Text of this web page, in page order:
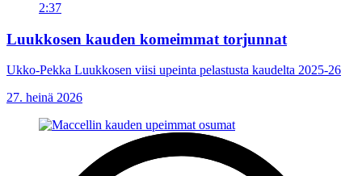
2:37
Luukkosen kauden komeimmat torjunnat
Ukko-Pekka Luukkosen viisi upeinta pelastusta kaudelta 2025-26
27. heinä 2026